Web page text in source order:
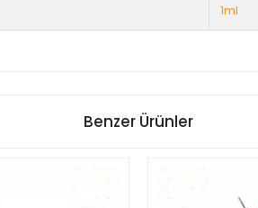
1ml
Benzer Ürünler